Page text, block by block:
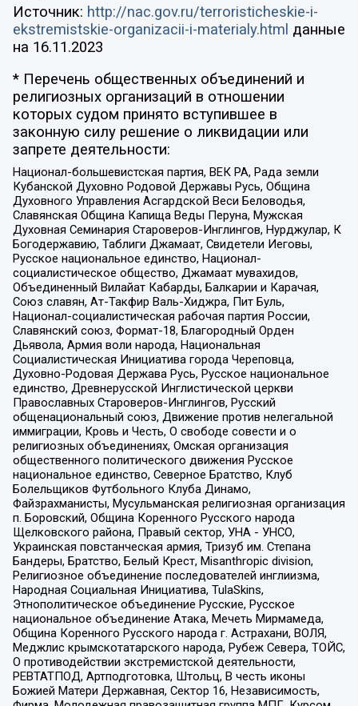
Источник: http://nac.gov.ru/terroristicheskie-i-
ekstremistskie-organizacii-i-materialy.html данные
на 16.11.2023
* Перечень общественных объединений и
религиозных организаций в отношении
которых судом принято вступившее в
законную силу решение о ликвидации или
запрете деятельности:
Национал-большевистская партия, ВЕК РА, Рада земли
Кубанской Духовно Родовой Державы Русь, Община
Духовного Управления Асгардской Веси Беловодья,
Славянская Община Капища Веды Перуна, Мужская
Духовная Семинария Староверов-Инглингов, Нурджулар, К
Богодержавию, Таблиги Джамаат, Свидетели Иеговы,
Русское национальное единство, Национал-
социалистическое общество, Джамаат мувахидов,
Объединенный Вилайат Кабарды, Балкарии и Карачая,
Союз славян, Ат-Такфир Валь-Хиджра, Пит Буль,
Национал-социалистическая рабочая партия России,
Славянский союз, Формат-18, Благородный Орден
Дьявола, Армия воли народа, Национальная
Социалистическая Инициатива города Череповца,
Духовно-Родовая Держава Русь, Русское национальное
единство, Древнерусской Инглистической церкви
Православных Староверов-Инглингов, Русский
общенациональный союз, Движение против нелегальной
иммиграции, Кровь и Честь, О свободе совести и о
религиозных объединениях, Омская организация
общественного политического движения Русское
национальное единство, Северное Братство, Клуб
Болельщиков Футбольного Клуба Динамо,
Файзрахманисты, Мусульманская религиозная организация
п. Боровский, Община Коренного Русского народа
Щелковского района, Правый сектор, УНА - УНСО,
Украинская повстанческая армия, Тризуб им. Степана
Бандеры, Братство, Белый Крест, Misanthropic division,
Религиозное объединение последователей инглиизма,
Народная Социальная Инициатива, TulaSkins,
Этнополитическое объединение Русские, Русское
национальное объединение Атака, Мечеть Мирмамеда,
Община Коренного Русского народа г. Астрахани, ВОЛЯ,
Меджлис крымскотатарского народа, Рубеж Севера, ТОЙС,
О противодействии экстремистской деятельности,
РЕВТАТПОД, Артподготовка, Штольц, В честь иконы
Божией Матери Державная, Сектор 16, Независимость,